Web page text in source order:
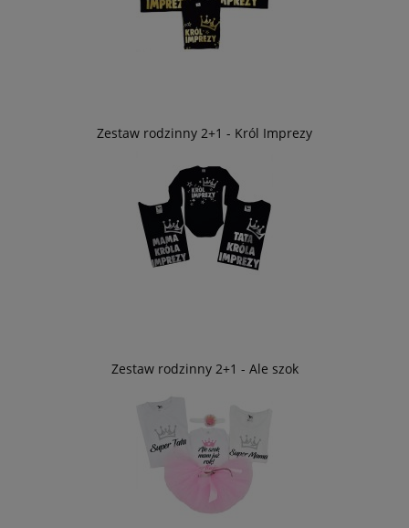
Zestaw rodzinny 2+1 - Król Imprezy
Zestaw rodzinny 2+1 - Ale szok